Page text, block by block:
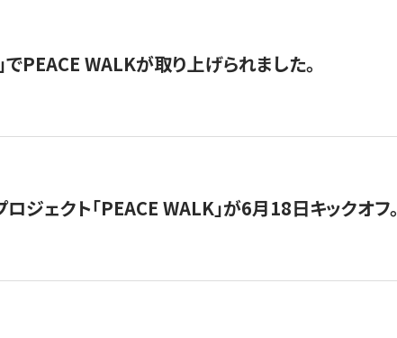
PEACE WALKが取り上げられました。
ジェクト「PEACE WALK」が6月18日キックオフ。